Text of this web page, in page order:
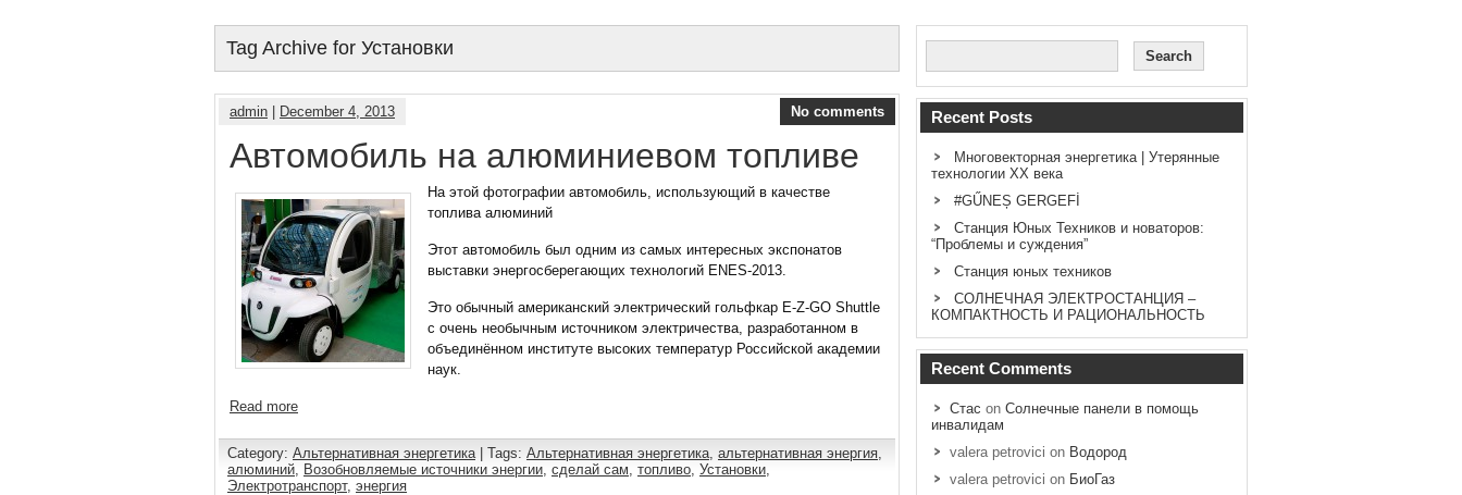
Tag Archive for Установки
admin December 4, 2013 No comments
Автомобиль на алюминиевом топливе
На этой фотографии автомобиль, использующий в качестве
топлива алюминий
Этот автомобиль был одним из самых интересных экспонатов
выставки энергосберегающих технологий ENES-2013.
Это обычный американский электрический гольфкар E-Z-GO Shuttle
с очень необычным источником электричества, разработанном в
объединённом институте высоких температур Российской академии
наук.
Read more
Category: Альтернативная энергетика| Tags: Альтернативная энергетика, альтернативная энергия,
алюминий, Возобновляемые источники энергии, сделай сам, топливо, Установки,
Электротранспорт, энергия
Recent Posts
Многовекторная энергетика | Утерянные
технологии ХХ века
#GŰNEȘ GERGEFİ
Станция Юных Техников и новаторов:
“Проблемы и суждения”
Станция юных техников
СОЛНЕЧНАЯ ЭЛЕКТРОСТАНЦИЯ –
КОМПАКТНОСТЬ И РАЦИОНАЛЬНОСТЬ
Recent Comments
Стас on Солнечные панели в помощь
инвалидам
valera petrovici on Водород
valera petrovici on БиоГаз